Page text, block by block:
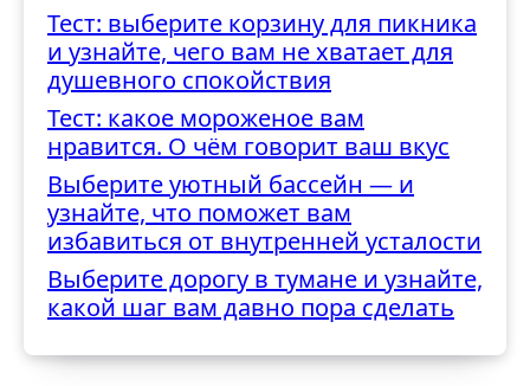
трудностями
Тест: выберите корзину для пикника
и узнайте, чего вам не хватает для
душевного спокойствия
Тест: какое мороженое вам
нравится. О чём говорит ваш вкус
Выберите уютный бассейн — и
узнайте, что поможет вам
избавиться от внутренней усталости
Выберите дорогу в тумане и узнайте,
какой шаг вам давно пора сделать